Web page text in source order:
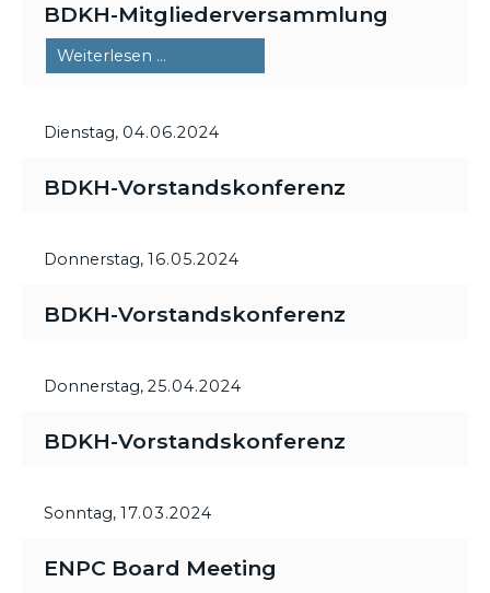
BDKH-Mitgliederversammlung
Weiterlesen …
Dienstag, 04.06.2024
BDKH-Vorstandskonferenz
Donnerstag, 16.05.2024
BDKH-Vorstandskonferenz
Donnerstag, 25.04.2024
BDKH-Vorstandskonferenz
Sonntag, 17.03.2024
ENPC Board Meeting